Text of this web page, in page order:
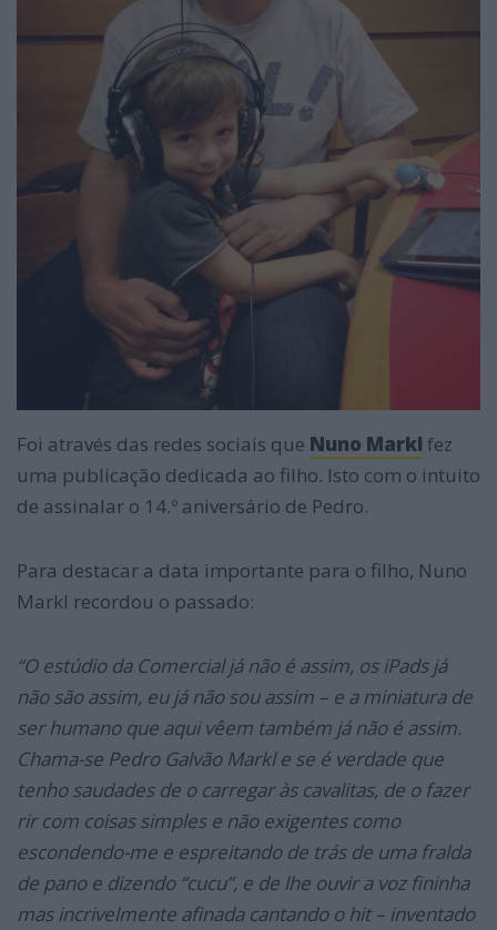
Foi através das redes sociais que Nuno Markl fez
uma publicação dedicada ao filho. Isto com o intuito
de assinalar o 14.º aniversário de Pedro.
Para destacar a data importante para o filho, Nuno
Markl recordou o passado:
“O estúdio da Comercial já não é assim, os iPads já
não são assim, eu já não sou assim – e a miniatura de
ser humano que aqui vêem também já não é assim.
Chama-se Pedro Galvão Markl e se é verdade que
tenho saudades de o carregar às cavalitas, de o fazer
rir com coisas simples e não exigentes como
escondendo-me e espreitando de trás de uma fralda
de pano e dizendo “cucu”, e de lhe ouvir a voz fininha
mas incrivelmente afinada cantando o hit – inventado